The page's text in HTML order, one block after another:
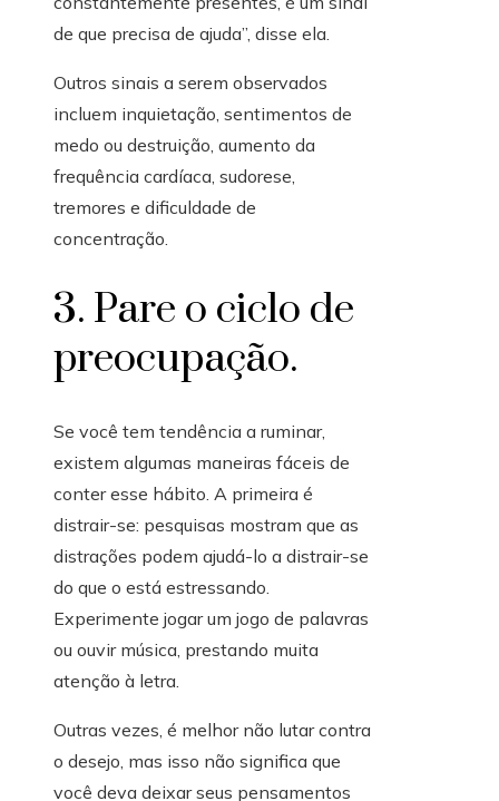
de que precisa de ajuda”, disse ela.
Outros sinais a serem observados
incluem inquietação, sentimentos de
medo ou destruição, aumento da
frequência cardíaca, sudorese,
tremores e dificuldade de
concentração.
3. Pare o ciclo de
preocupação.
Se você tem tendência a ruminar,
existem algumas maneiras fáceis de
conter esse hábito. A primeira é
distrair-se: pesquisas mostram que as
distrações podem ajudá-lo a distrair-se
do que o está estressando.
Experimente jogar um jogo de palavras
ou ouvir música, prestando muita
atenção à letra.
Outras vezes, é melhor não lutar contra
o desejo, mas isso não significa que
você deva deixar seus pensamentos